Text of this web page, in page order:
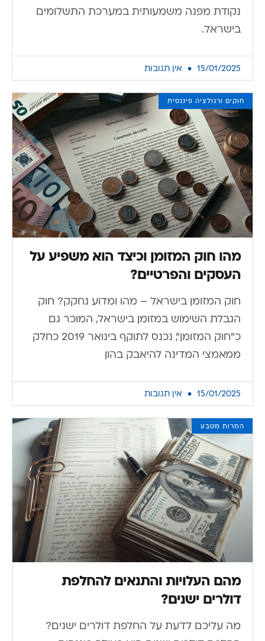
נקודת מפנה משמעותית במערכת התשלומים
בישראל.
15/01/2025 אין תגובות
חוקים ורגולציה פיננסית
מהו חוק המזומן וכיצד הוא משפיע על
העסקים והפרטיים?
חוק המזומן בישראל – מהו ומדוע נחקק? חוק
הגבלת השימוש במזומן בישראל, המוכר גם
כ"חוק המזומן", נכנס לתוקף בינואר 2019 כחלק
ממאמצי המדינה להיאבק בהון
15/01/2025 אין תגובות
המרות מטבע
מהם העלויות והתנאים להחלפת
דולרים ישנים?
מה עליכם לדעת על החלפת דולרים ישנים?